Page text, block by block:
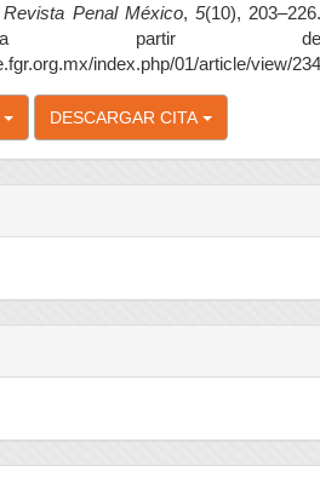
Revista Penal México, 5(10),
a partir de
index.php/01/article/view/234
DESCARGAR CITA